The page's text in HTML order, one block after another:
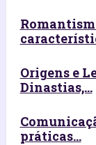
Origens e
Dinastias,...
práticas...